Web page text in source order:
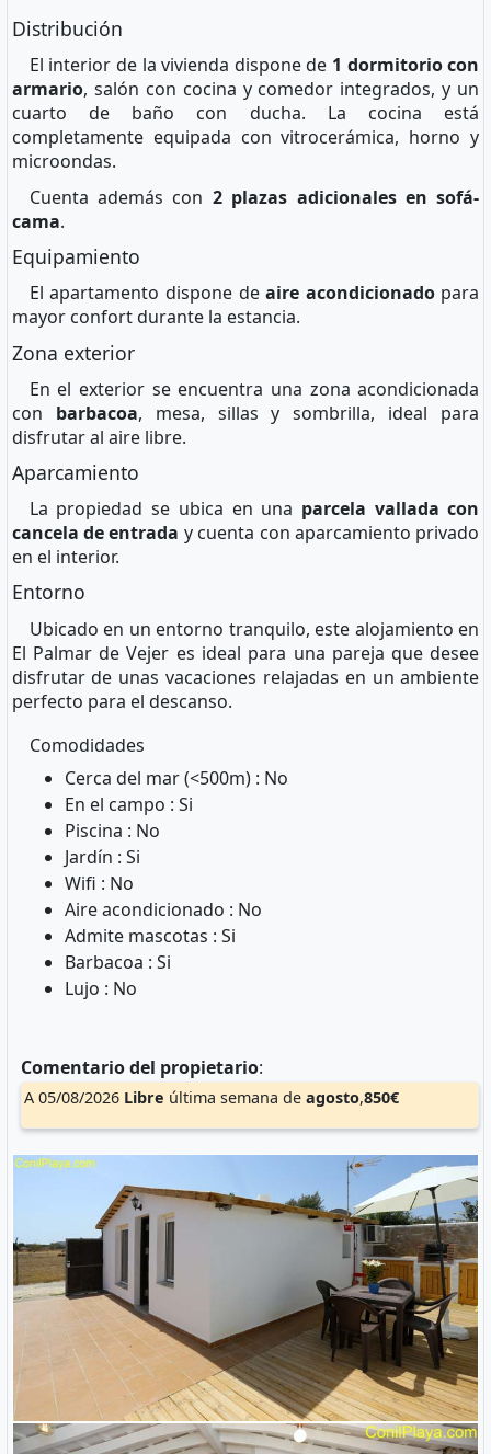
Distribución
El interior de la vivienda dispone de 1 dormitorio con
armario, salón con cocina y comedor integrados, y un
cuarto de baño con ducha. La cocina está
completamente equipada con vitrocerámica, horno y
microondas.
Cuenta además con 2 plazas adicionales en sofá-
cama.
Equipamiento
El apartamento dispone deaire acondicionadopara
mayor confort durante la estancia.
Zona exterior
En el exterior se encuentra una zona acondicionada
con barbacoa, mesa, sillas y sombrilla, ideal para
disfrutar al aire libre.
Aparcamiento
La propiedad se ubica en una parcela vallada con
cancela de entrada y cuenta con aparcamiento privado
en el interior.
Entorno
Ubicado en un entorno tranquilo, este alojamiento en
El Palmar de Vejer es ideal para una pareja que desee
disfrutar de unas vacaciones relajadas en un ambiente
perfecto para el descanso.
Comodidades
Cerca del mar (<500m) : No
En el campo : Si
Piscina : No
Jardín : Si
Wifi : No
Aire acondicionado : No
Admite mascotas : Si
Barbacoa : Si
Lujo : No
Comentario del propietario:
A 05/08/2026 Libre última semana deagosto,850€